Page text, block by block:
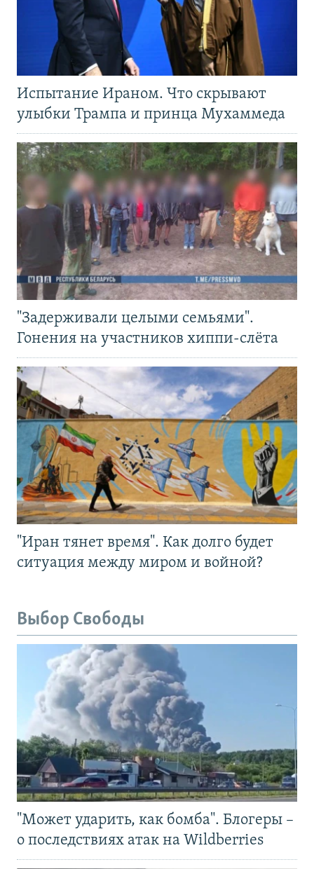
Испытание Ираном. Что скрывают
улыбки Трампа и принца Мухаммеда
"Задерживали целыми семьями".
Гонения на участников хиппи-слёта
"Иран тянет время". Как долго будет
ситуация между миром и войной?
Выбор Свободы
"Может ударить, как бомба". Блогеры –
о последствиях атак на Wildberries